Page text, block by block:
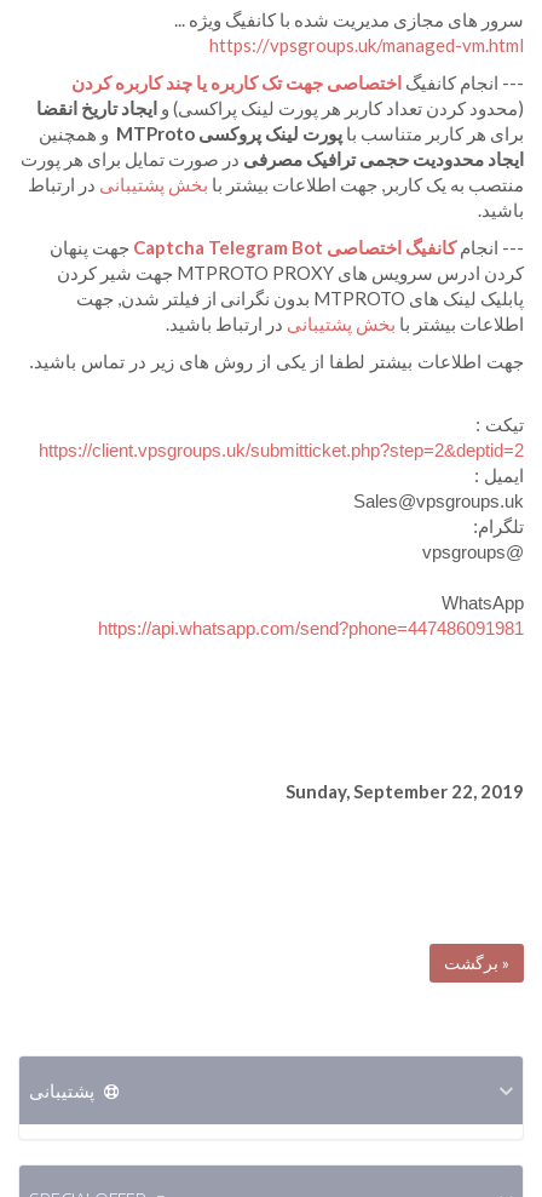
سرور های مجازی مدیریت شده با کانفیگ ویژه ...
https://vpsgroups.uk/managed-vm.html
--- انجام کانفیگ اختصاصی جهت تک کاربره یا چند کاربره کردن
(محدود کردن تعداد کاربر هر پورت لینک پراکسی) و ایجاد تاریخ انقضا
برای هر کاربر متناسب با پورت لینک پروکسی
و همچنین
ایجاد محدودیت حجمی ترافیک مصرفی در صورت تمایل برای هر پورت
منتصب به یک کاربر, جهت اطلاعات بیشتر با بخش پشتیبانی در ارتباط
باشید.
--- انجامکانفیگ اختصاصی Captcha Telegram Bot
جهت پنهان
کردن ادرس سرویس های MTPROTO PROXY جهت شیر کردن
پابلیک لینک های MTPROTO بدون نگرانی از فیلتر شدن, جهت
اطلاعات بیشتر با بخش پشتیبانی در ارتباط باشید.
جهت اطلاعات بیشتر لطفا از یکی از روش های زیر در تماس باشید.
تیکت :
https://client.vpsgroups.uk/submitticket.php?step=2&deptid=2
ایمیل :
Sales@vpsgroups.uk
تلگرام:
@vpsgroups
WhatsApp
https://api.whatsapp.com/send?phone=447486091981
Sunday, September 22, 2019
« برگشت
پشتیبانی